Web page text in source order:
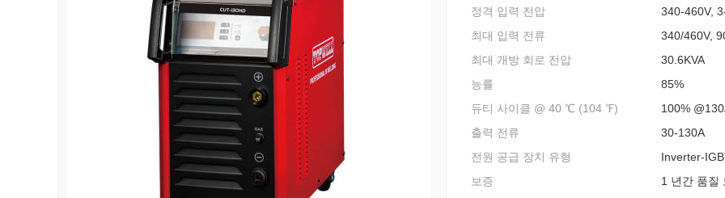
정격 입력 전압
340-460V,
최대 입력 전류
340/460V,
최대 개방 회로 전압
30.6KVA
능률
85%
듀티 사이클 @ 40 ℃ (104 ℉)
100%
출력 전류
30-130A
전원 공급 장치 유형
Inverter-
보증
1 년간 품질